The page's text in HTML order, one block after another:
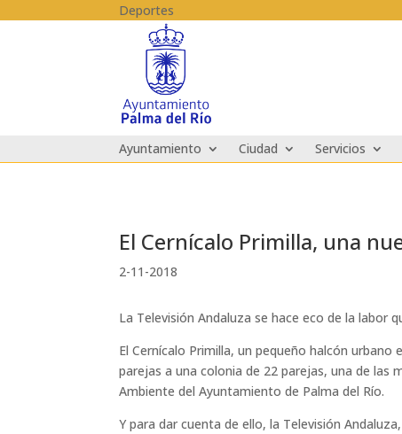
Deportes
Ayuntamiento Ciudad Servicios
El Cernícalo Primilla, una
2-11-2018
La Televisión Andaluza se hace eco de la labor
El Cernícalo Primilla, un pequeño halcón
parejas a una colonia de 22 parejas, una de las
Ambiente del Ayuntamiento de Palma del Río.
Y para dar cuenta de ello, la Televisión